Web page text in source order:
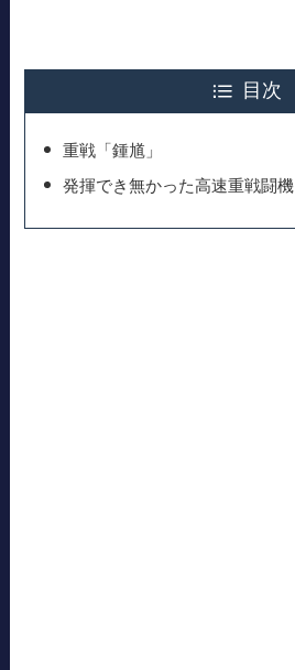
目次
重戦「鍾馗」
発揮でき無かった高速重戦闘機